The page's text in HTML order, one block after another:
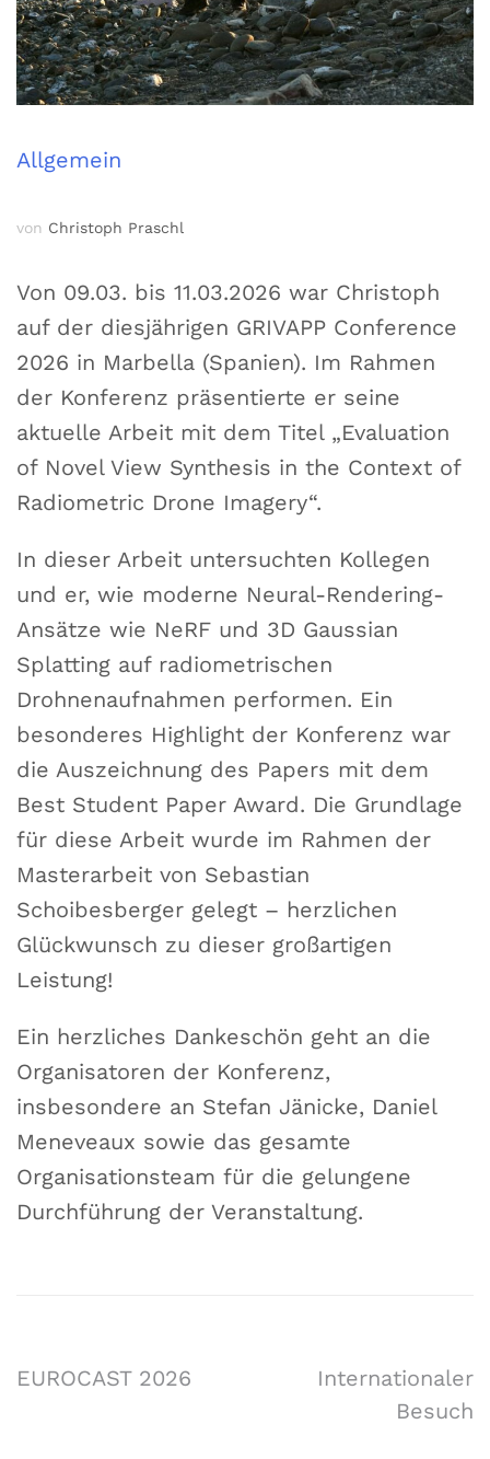
Allgemein
von Christoph Praschl
Von 09.03. bis 11.03.2026 war Christoph
auf der diesjährigen GRIVAPP Conference
2026 in Marbella (Spanien). Im Rahmen
der Konferenz präsentierte er seine
aktuelle Arbeit mit dem Titel „Evaluation
of Novel View Synthesis in the Context of
Radiometric Drone Imagery“.
In dieser Arbeit untersuchten Kollegen
und er, wie moderne Neural-Rendering-
Ansätze wie NeRF und 3D Gaussian
Splatting auf radiometrischen
Drohnenaufnahmen performen. Ein
besonderes Highlight der Konferenz war
die Auszeichnung des Papers mit dem
Best Student Paper Award. Die Grundlage
für diese Arbeit wurde im Rahmen der
Masterarbeit von Sebastian
Schoibesberger gelegt – herzlichen
Glückwunsch zu dieser großartigen
Leistung!
Ein herzliches Dankeschön geht an die
Organisatoren der Konferenz,
insbesondere an Stefan Jänicke, Daniel
Meneveaux sowie das gesamte
Organisationsteam für die gelungene
Durchführung der Veranstaltung.
EUROCAST 2026
Internationaler
Besuch